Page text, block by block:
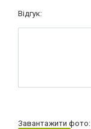
Відгук:
Завантажити фото: